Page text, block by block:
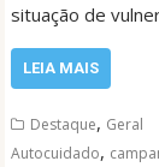
situação de
LEIA MAIS
Destaque, Geral
Autocuidado,